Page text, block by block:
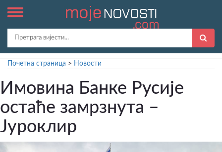
Почетна страница > Новости
Имовина Банке Русије
остаће замрзнута –
Јуроклир